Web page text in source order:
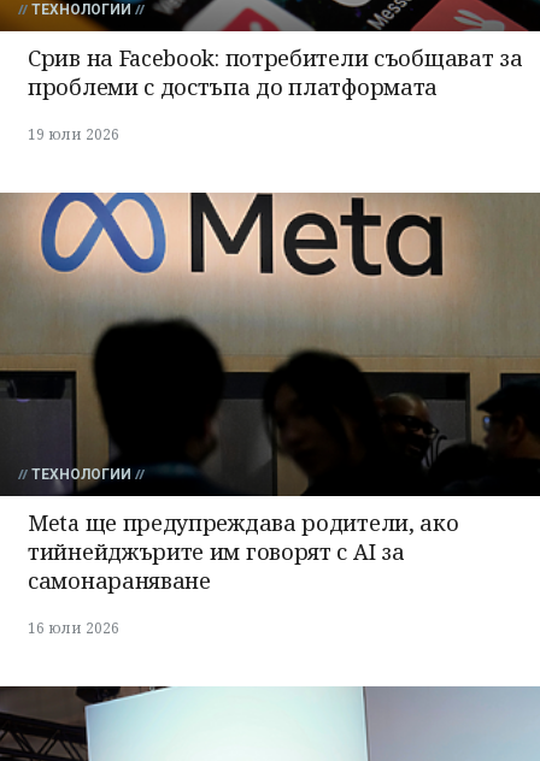
ТЕХНОЛОГИИ
Срив на Facebook: потребители съобщават за
проблеми с достъпа до платформата
19 юли 2026
ТЕХНОЛОГИИ
Meta ще предупреждава родители, ако
тийнейджърите им говорят с AI за
самонараняване
16 юли 2026